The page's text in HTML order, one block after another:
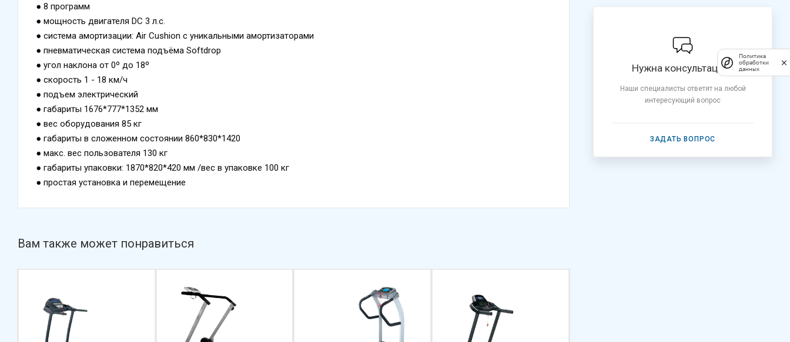
● 8 программ
● мощность двигателя DC 3 л.с.
● система амортизации: Air Cushion с уникальными амортизаторами
● пневматическая система подъёма Softdrop
● угол наклона от 0º до 18º
● скорость 1 - 18 км/ч
● подъем электрический
● габариты 1676*777*1352 мм
● вес оборудования 85 кг
● габариты в сложенном состоянии 860*830*1420
● макс. вес пользователя 130 кг
● габариты упаковки: 1870*820*420 мм /вес в упаковке 100 кг
● простая установка и перемещение
Вам также может понравиться
Нужна консультация?
Наши специалисты ответят на любой
интересующий вопрос
ЗАДАТЬ ВОПРОС
Политика
обработки
данных